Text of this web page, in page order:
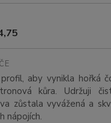
aby vynikla hořká
kůra. Udržuji
zůstala vyvážená a
nápojích.